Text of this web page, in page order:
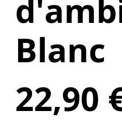
Blanc
22,90